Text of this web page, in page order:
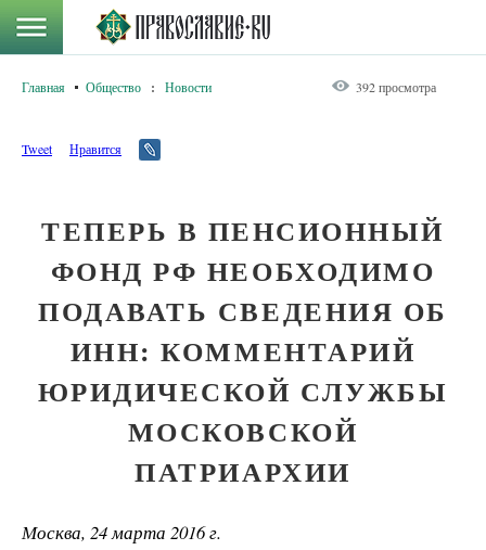
Главная Общество : Новости 392 просмотра
Tweet Нравится
ТЕПЕРЬ В ПЕНСИОННЫЙ
ФОНД РФ НЕОБХОДИМО
ПОДАВАТЬ СВЕДЕНИЯ ОБ
ИНН: КОММЕНТАРИЙ
ЮРИДИЧЕСКОЙ СЛУЖБЫ
МОСКОВСКОЙ
ПАТРИАРХИИ
Москва, 24 марта 2016 г.